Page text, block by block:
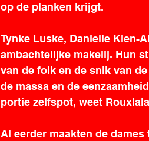
op de planken krijgt.
Tynke Luske, Danielle Kien-
ambachtelijke makelij. Hun
van de folk en de snik van
de massa en de
portie zelfspot, weet
Al eerder maakten de